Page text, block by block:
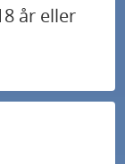
år eller